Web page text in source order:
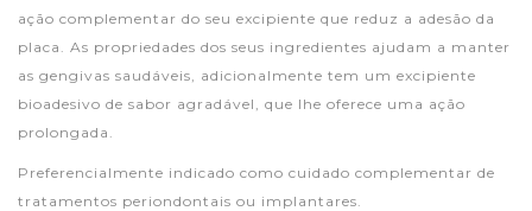
ação complementar do seu excipiente que reduz a adesão da
placa. As propriedades dos seus ingredientes ajudam a manter
as gengivas saudáveis, adicionalmente tem um excipiente
bioadesivo de sabor agradável, que lhe oferece uma ação
prolongada.
Preferencialmente indicado como cuidado complementar de
tratamentos periondontais ou implantares.